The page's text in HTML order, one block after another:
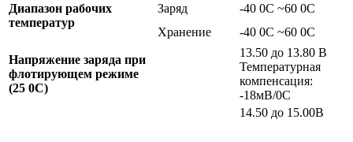
Диапазон рабочих
температур
Заряд
-40 0C ~60 0C
Хранение
-40 0C ~60 0C
Напряжение заряда при
флотирующем режиме
(25 0C)
13.50 до 13.80 В
Температурная
компенсация:
-18мВ/0C
14.50 до 15.00В